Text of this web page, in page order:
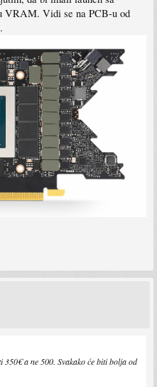
VRAM. Vidi se na PCB-u od
a ne 500. Svakako će biti bolja od